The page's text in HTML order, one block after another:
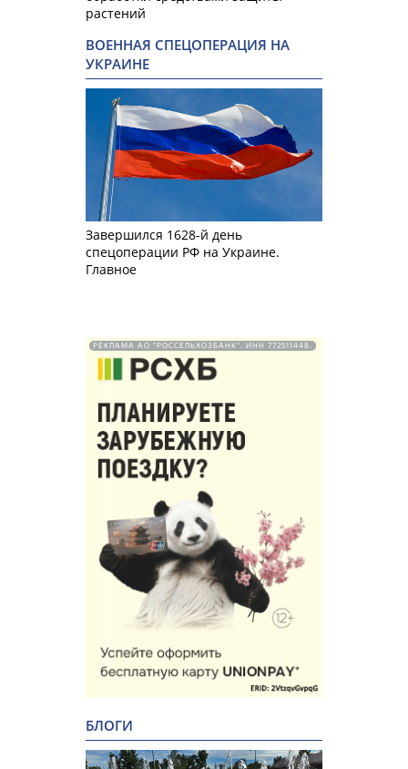
растений
ВОЕННАЯ СПЕЦОПЕРАЦИЯ НА
УКРАИНЕ
Завершился 1628-й день
спецоперации РФ на Украине.
Главное
РЕКЛАМА АО "РОССЕЛЬХОЗБАНК". ИНН 772511448.
БЛОГИ